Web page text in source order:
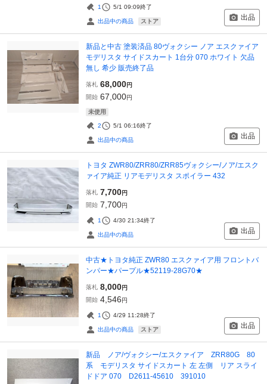
1 5/1 09:09終了
出品中の商品 ストア 出品
新品と中古 塗装済品 80ヴォクシー ノア エスクァイア
モデリスタ サイドスカート 1台分 070 ホワイト 欠品
無し 希少 販売終了品
落札 68,000円
開始 67,000円
未使用
2 5/1 06:16終了
出品中の商品 出品
トヨタ ZWR80/ZRR80/ZRR85ヴォクシー/ノア/エスク
ァイア純正 リアモデリスタ スポイラー 432
落札 7,700円
開始 7,700円
1 4/30 21:34終了
出品中の商品 出品
中古★トヨタ純正 ZWR80 エスクァイア用 フロントバ
ンパー★パープル★52119-28G70★
落札 8,000円
開始 4,546円
1 4/29 11:28終了
出品中の商品 ストア 出品
新品 ノア/ヴォクシー/エスクァイア ZRR80G 80
系 モデリスタ サイドスカート 左 左側 リア スライ
ドドア 070 D2611-45610 391010